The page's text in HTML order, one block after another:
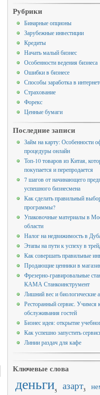
Рубрики
Бинарные опционы
Зарубежные инвестиции
Кредиты
Начать малый бизнес
Особенности ведения бизнеса
Ошибки в бизнесе
Способы заработка в
Страхование
Форекс
Ценные бумаги
Последние записи
Займ на карту: Особенности
процедуры онлайн
Топ-10 товаров из Китая,
покупается и перепродается
7 шагов от начинающего
успешного бизнесмена
Как сделать правильный
программы?
Упаковочные материалы в
области
Налог на недвижимость в
Этапы на пути к успеху в
Как совершать правильные
Продающие ценники в
Фрезерно-гравировальные
КАМА Станкоинструмент
Лишний вес и биологические
Ресторанный сервис. Учимся
обслуживания гостей
Бизнес идея: открытие
Как успешно запустить
Линии раздач для кафе
Ключевые слова
деньги5 азарт3